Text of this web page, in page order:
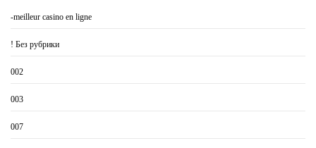
-meilleur casino en ligne
! Без рубрики
002
003
007